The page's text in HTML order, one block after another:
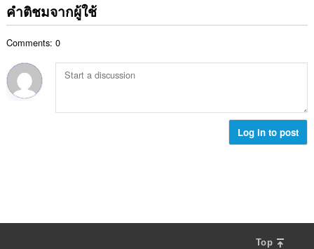
ง
ด
น
ม
ทั้
แ
น
ว
คำติชมจากผู้ใช้
Comments: 0
Log in to post
Top